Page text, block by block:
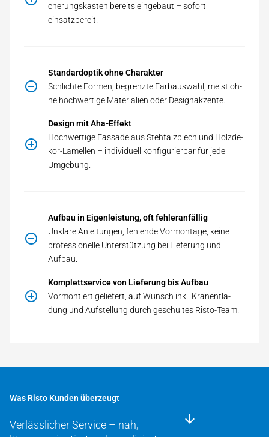
che­rungs­kas­ten be­reits ein­ge­baut – sofort
einsatzbereit.
Standardoptik ohne Charakter
Schlich­te For­men, be­grenz­te Farb­aus­wahl, meist oh­
ne hoch­wer­ti­ge Ma­te­ria­li­en oder Designakzente.
Design mit Aha-Effekt
Hoch­wer­ti­ge Fas­sa­de aus Steh­falz­blech und Holz­de­
kor-La­mel­len – in­di­vi­du­ell kon­fi­gu­rier­bar für jede
Umgebung.
Aufbau in Eigenleistung, oft fehleranfällig
Un­kla­re An­lei­tun­gen, feh­len­de Vor­mon­ta­ge, kei­ne
pro­fes­sio­nel­le Un­ter­stüt­zung bei Lieferung und
Aufbau.
Komplettservice von Lieferung bis Aufbau
Vor­mon­tiert ge­lie­fert, auf Wunsch inkl. Kran­ent­la­
dung und Auf­stel­lung durch geschultes Risto-Team.
Was Risto Kunden überzeugt
Verlässlicher Service – nah,